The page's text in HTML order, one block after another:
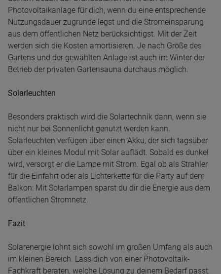
Photovoltaikanlage für dich, wenn du eine entsprechende
Nutzungsdauer zugrunde legst und die Stromeinsparung
aus dem öffentlichen Netz berücksichtigst. Mit der Zeit
werden sich die Kosten amortisieren. Je nach Größe des
Gartens und der gewählten Anlage ist auch im Winter der
Betrieb der privaten Gartensauna durchaus möglich.
Solarleuchten
Besonders praktisch wird die Solartechnik dann, wenn sie
nicht nur bei Sonnenlicht genutzt werden kann.
Solarleuchten verfügen über einen Akku, der sich tagsüber
über ein kleines Modul mit Solar auflädt. Sobald es dunkel
wird, versorgt er die Lampe mit Strom. Egal ob als Strahler
für die Einfahrt oder als Lichterkette für die Party auf dem
Balkon: Mit Solarlampen sparst du dir die Energie aus dem
öffentlichen Stromnetz.
Fazit
Solarenergie lohnt sich sowohl im großen Umfang als auch
im kleinen Bereich. Lass dich von einer Photovoltaik-
Fachkraft beraten, welche Lösung zu deinem Bedarf passt.